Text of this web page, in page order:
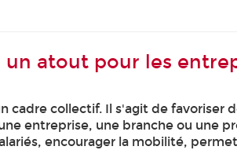
un atout pour les
cadre collectif. Il s'agit de favoriser
entreprise, une branche ou une
encourager la mobilité,